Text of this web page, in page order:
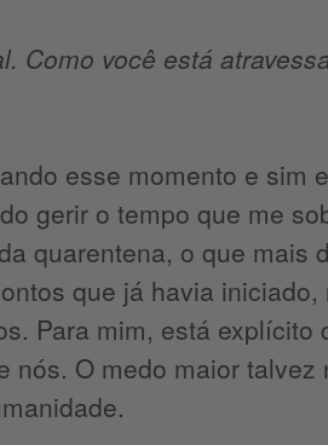
Como você está
esse momento e sim
gerir o tempo que me
quarentena, o que mais
que já havia iniciado,
Para mim, está explícito
nós. O medo maior talvez